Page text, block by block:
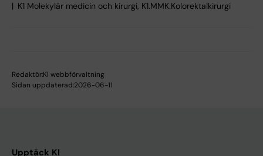
K1 Molekylär medicin och kirurgi, K1.MMK.Kolorektalkirurgi
Redaktör:KI webbförvaltning
Sidan uppdaterad:2026-06-11
Upptäck KI